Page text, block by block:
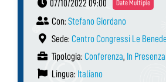
07/10/2022 09:00
Date Multiple
Con: Stefano Giordano
Sede: Centro Congressi Le
Tipologia: Conferenza, In Presenza
Lingua: Italiano